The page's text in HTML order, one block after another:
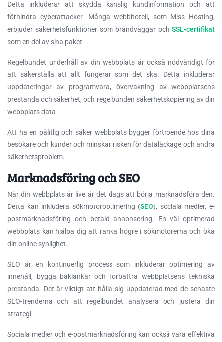
Detta inkluderar att skydda känslig kundinformation och att
förhindra cyberattacker. Många webbhotell, som Miss Hosting,
erbjuder säkerhetsfunktioner som brandväggar och SSL-certifikat
som en del av sina paket.
Regelbundet underhåll av din webbplats är också nödvändigt för
att säkerställa att allt fungerar som det ska. Detta inkluderar
uppdateringar av programvara, övervakning av webbplatsens
prestanda och säkerhet, och regelbunden säkerhetskopiering av din
webbplats data.
Att ha en pålitlig och säker webbplats bygger förtroende hos dina
besökare och kunder och minskar risken för dataläckage och andra
säkerhetsproblem.
Marknadsföring och SEO
När din webbplats är live är det dags att börja marknadsföra den.
Detta kan inkludera sökmotoroptimering (SEO), sociala medier, e-
postmarknadsföring och betald annonsering. En väl optimerad
webbplats kan hjälpa dig att ranka högre i sökmotorerna och öka
din online synlighet.
SEO är en kontinuerlig process som inkluderar optimering av
innehåll, bygga baklänkar och förbättra webbplatsens tekniska
prestanda. Det är viktigt att hålla sig uppdaterad med de senaste
SEO-trenderna och att regelbundet analysera och justera din
strategi.
Sociala medier och e-postmarknadsföring kan också vara effektiva